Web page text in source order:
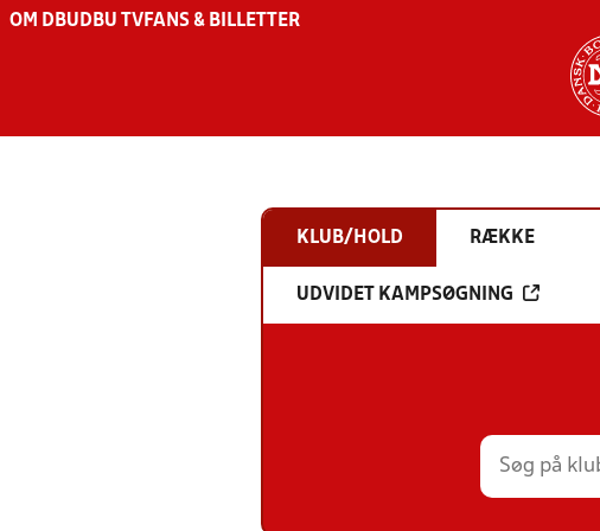
OM DBU DBU TV FANS & BILLETTER
KLUB/HOLD RÆKKE
UDVIDET KAMPSØGNING